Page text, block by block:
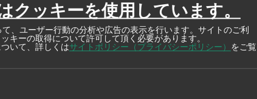
クッキーを使用しています。
、ユーザー行動の分析や広告の表示を行います。サイトのご利
キーの取得について許可して頂く必要があります。
いて、詳しくはサイトポリシー（プライバシーポリシー） をご覧